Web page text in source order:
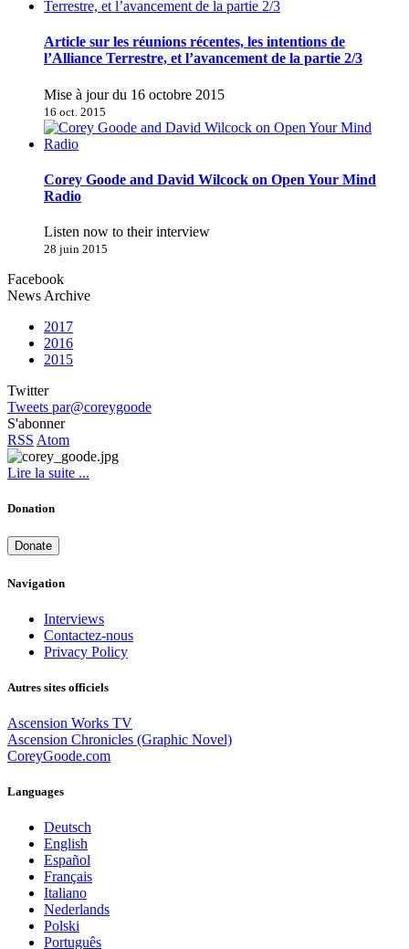
Article sur les réunions récentes, les intentions de
l’Alliance Terrestre, et l’avancement de la partie 2/3
Mise à jour du 16 octobre 2015
16 oct. 2015
Corey Goode and David Wilcock on Open Your Mind
Radio
Listen now to their interview
28 juin 2015
Facebook
News Archive
2017
2016
2015
Twitter
Tweets par@coreygoode
S'abonner
RSS Atom
Lire la suite ...
Donation
Donate
Navigation
Interviews
Contactez-nous
Privacy Policy
Autres sites officiels
Ascension Works TV
Ascension Chronicles (Graphic Novel)
CoreyGoode.com
Languages
Deutsch
English
Español
Français
Italiano
Nederlands
Polski
Português